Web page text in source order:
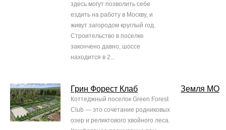
здесь могут позволить себе
ездить на работу в Москву, и
живут загородом круглый год.
Строительство в поселке
закончено давно, шоссе
находится в 2...
Грин Форест Клаб
Коттеджный поселок Green Forest
Club — это сочетание родниковых
озер и реликтового хвойного леса.
Земля МО